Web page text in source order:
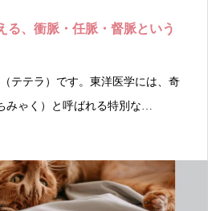
る、衝脈・任脈・督脈という
テテラ）です。東洋医学には、奇
みゃく）と呼ばれる特別な…